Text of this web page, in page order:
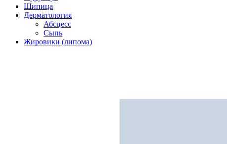
Шипица
Дерматология
Абсцесс
Сыпь
Жировики (липома)